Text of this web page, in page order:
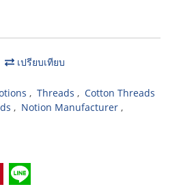
เปรียบเทียบ
, Threads , Cotton Threads
, Notion Manufacturer ,